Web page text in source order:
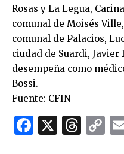
Rosas y La Legua,
comunal de Moisés
comunal de Palacios,
ciudad de Suardi, Javier
desempeña como
Bossi.
Fuente: CFIN
Facebook
X